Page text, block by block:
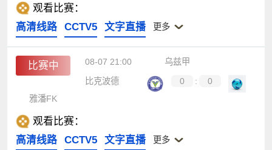
观看比赛：
高清线路
CCTV5 文字直播 更多
比赛中 08-07 21:00
乌兹甲
比克波德
0 :
0
雅潘FK
观看比赛：
高清线路
CCTV5 文字直播 更多